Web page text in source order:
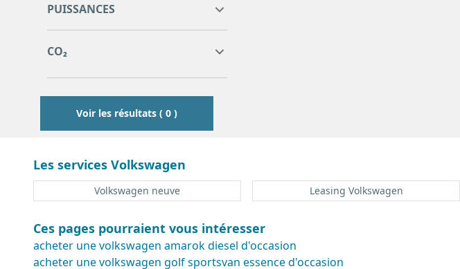
PUISSANCES
CO₂
Voir les résultats ( 0 )
Les services Volkswagen
Volkswagen neuve Leasing Volkswagen
Ces pages pourraient vous intéresser
acheter une volkswagen amarok diesel d'occasion
acheter une volkswagen golf sportsvan essence d'occasion